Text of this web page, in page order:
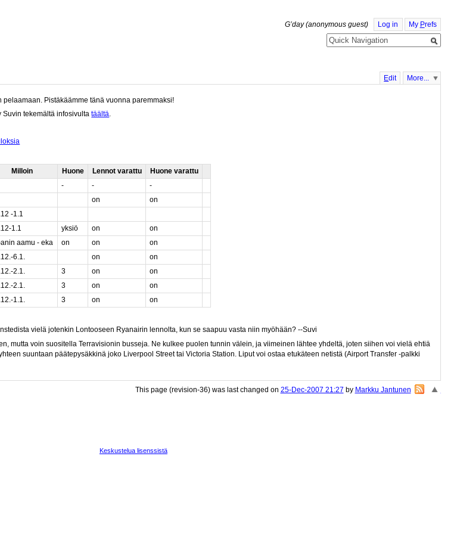
G’day (anonymous guest) Log in My Prefs
Edit More...
Pistäkäämme tänä vuonna paremmaksi!
Suvin tekemältä infosivultatäältä.
Milloin Huone Lennot varattu
Huone varattu
- -
-
on
on
-1.1
1.1 yksiö on
on
aamu - eka on on
on
6.1. on
on
2.1. 3 on
on
2.1. 3 on
on
1.1. 3 on
on
vielä jotenkin Lontooseen Ryanairin lennolta, kun se saapuu vasta niin myöhään? --Suvi
mutta voin suositella Terravisionin busseja. Ne kulkee puolen tunnin välein, ja viimeinen lähtee yhdeltä, joten siihen voi vielä ehtiä
suuntaan päätepysäkkinä joko Liverpool Street tai Victoria Station. Liput voi ostaa etukäteen netistä (Airport Transfer -palkki
This page (revision-36) was last changed on 25-Dec-2007 21:27 by Markku Jantunen
Keskustelua lisenssistä